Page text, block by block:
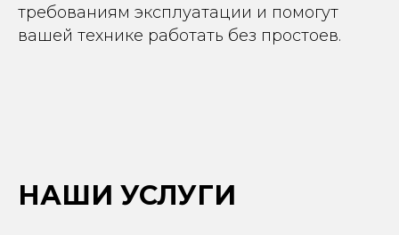
требованиям эксплуатации и помогут
вашей технике работать без простоев.
НАШИ УСЛУГИ